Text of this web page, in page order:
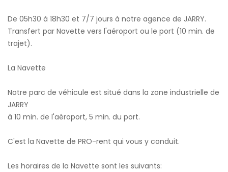
De 05h30 à 18h30 et 7/7 jours à notre agence de JARRY.
Transfert par Navette vers l'aéroport ou le port (10 min. de
trajet).
La Navette
Notre parc de véhicule est situé dans la zone industrielle de
JARRY
à 10 min. de l'aéroport, 5 min. du port.
C'est la Navette de PRO-rent qui vous y conduit.
Les horaires de la Navette sont les suivants: